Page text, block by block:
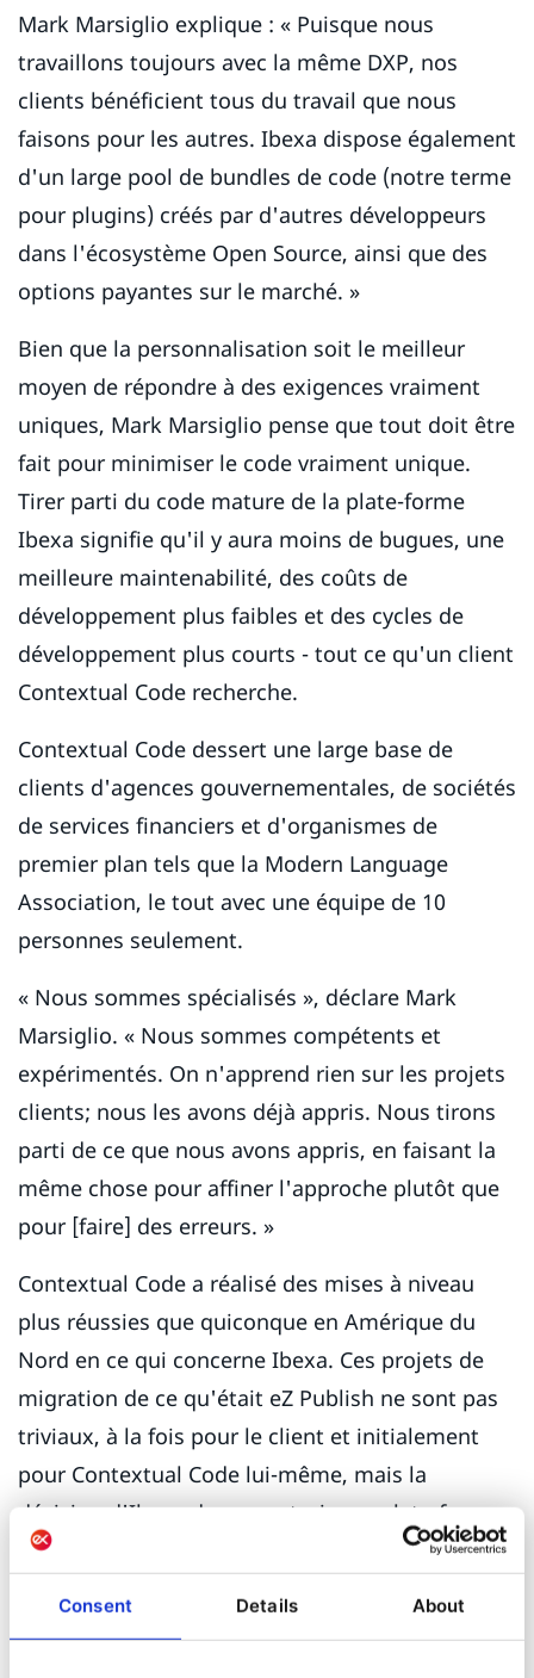
Consent Details About
Mark Marsiglio explique : « Puisque nous
travaillons toujours avec la même DXP, nos
clients bénéficient tous du travail que nous
faisons pour les autres. Ibexa dispose également
d'un large pool de bundles de code (notre terme
pour plugins) créés par d'autres développeurs
dans l'écosystème Open Source, ainsi que des
options payantes sur le marché. »
Bien que la personnalisation soit le meilleur
moyen de répondre à des exigences vraiment
uniques, Mark Marsiglio pense que tout doit être
fait pour minimiser le code vraiment unique.
Tirer parti du code mature de la plate-forme
Ibexa signifie qu'il y aura moins de bugues, une
meilleure maintenabilité, des coûts de
développement plus faibles et des cycles de
développement plus courts - tout ce qu'un client
Contextual Code recherche.
Contextual Code dessert une large base de
clients d'agences gouvernementales, de sociétés
de services financiers et d'organismes de
premier plan tels que la Modern Language
Association, le tout avec une équipe de 10
personnes seulement.
« Nous sommes spécialisés », déclare Mark
Marsiglio. « Nous sommes compétents et
expérimentés. On n'apprend rien sur les projets
clients; nous les avons déjà appris. Nous tirons
parti de ce que nous avons appris, en faisant la
même chose pour affiner l'approche plutôt que
pour [faire] des erreurs. »
Contextual Code a réalisé des mises à niveau
plus réussies que quiconque en Amérique du
Nord en ce qui concerne Ibexa. Ces projets de
migration de ce qu'était eZ Publish ne sont pas
triviaux, à la fois pour le client et initialement
pour Contextual Code lui-même, mais la
décision d'Ibexa de reconstruire sa plate-forme
sur Symfony était tout à fait la bonne, estime